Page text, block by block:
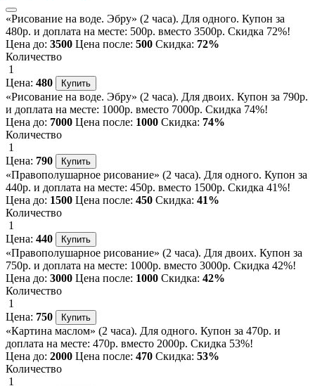
«Рисование на воде. Эбру» (2 часа). Для одного. Купон за
480р. и доплата на месте: 500р. вместо 3500р. Скидка 72%!
Цена до: 3500 Цена после: 500 Скидка: 72%
Количество
1
Цена: 480
«Рисование на воде. Эбру» (2 часа). Для двоих. Купон за 790р.
и доплата на месте: 1000р. вместо 7000р. Скидка 74%!
Цена до: 7000 Цена после: 1000 Скидка: 74%
Количество
1
Цена: 790
«Правополушарное рисование» (2 часа). Для одного. Купон за
440р. и доплата на месте: 450р. вместо 1500р. Скидка 41%!
Цена до: 1500 Цена после: 450 Скидка: 41%
Количество
1
Цена: 440
«Правополушарное рисование» (2 часа). Для двоих. Купон за
750р. и доплата на месте: 1000р. вместо 3000р. Скидка 42%!
Цена до: 3000 Цена после: 1000 Скидка: 42%
Количество
1
Цена: 750
«Картина маслом» (2 часа). Для одного. Купон за 470р. и
доплата на месте: 470р. вместо 2000р. Скидка 53%!
Цена до: 2000 Цена после: 470 Скидка: 53%
Количество
1